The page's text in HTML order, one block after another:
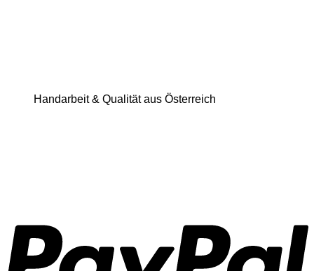
Handarbeit & Qualität aus Österreich